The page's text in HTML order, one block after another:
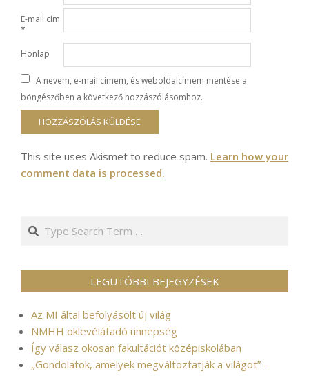
E-mail cím
*
Honlap
A nevem, e-mail címem, és weboldalcímem mentése a
böngészőben a következő hozzászólásomhoz.
This site uses Akismet to reduce spam. Learn how your
comment data is processed.
Search
LEGUTÓBBI BEJEGYZÉSEK
Az MI által befolyásolt új világ
NMHH oklevélátadó ünnepség
Így válasz okosan fakultációt középiskolában
„Gondolatok, amelyek megváltoztatják a világot” –